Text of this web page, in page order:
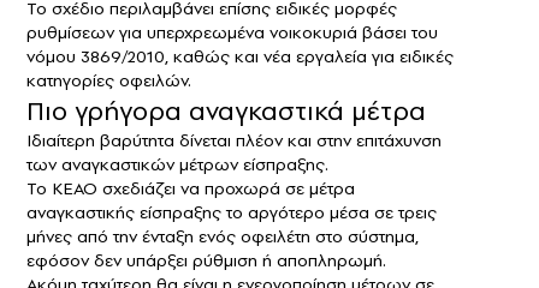
Το σχέδιο περιλαμβάνει επίσης ειδικές μορφές
ρυθμίσεων για υπερχρεωμένα νοικοκυριά βάσει του
νόμου 3869/2010, καθώς και νέα εργαλεία για ειδικές
κατηγορίες οφειλών.
Πιο γρήγορα αναγκαστικά μέτρα
Ιδιαίτερη βαρύτητα δίνεται πλέον και στην επιτάχυνση
των αναγκαστικών μέτρων είσπραξης.
Το ΚΕΑΟ σχεδιάζει να προχωρά σε μέτρα
αναγκαστικής είσπραξης το αργότερο μέσα σε τρεις
μήνες από την ένταξη ενός οφειλέτη στο σύστημα,
εφόσον δεν υπάρξει ρύθμιση ή αποπληρωμή.